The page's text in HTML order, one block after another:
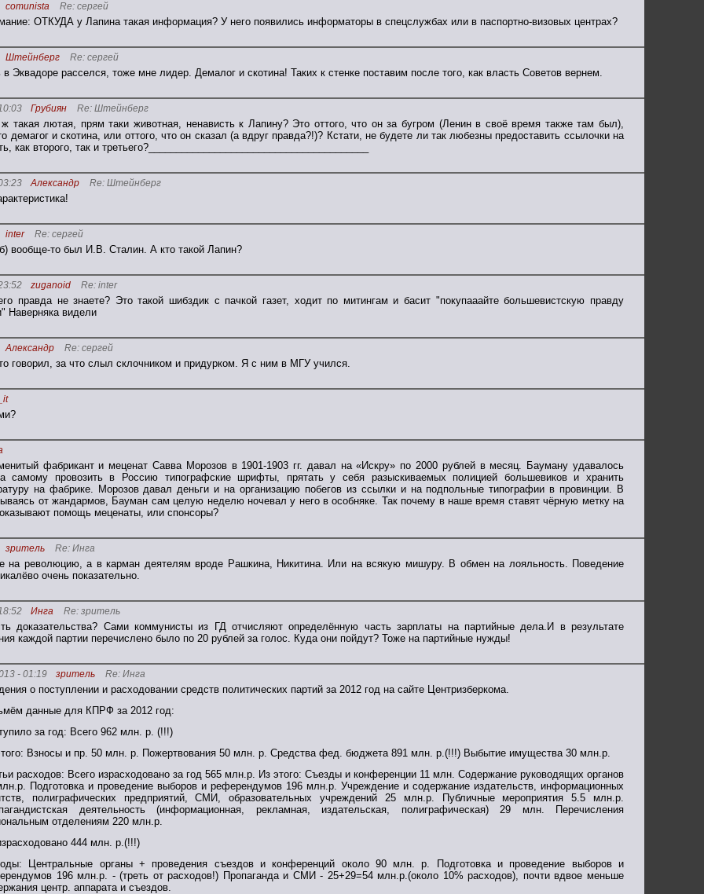
comunista Re: сергей
ОТКУДА у Лапина такая информация? У него появились информаторы в спецслужбах или в паспортно-визовых центрах?
Штейнберг Re: сергей
Эквадоре расселся, тоже мне лидер. Демалог и скотина! Таких к стенке поставим после того, как власть Советов вернем.
Грубиян Re: Штейнберг
такая лютая, прям таки животная, ненависть к Лапину? Это оттого, что он за бугром (Ленин в своё время также там был),
демагог и скотина, или оттого, что он сказал (а вдруг правда?!)? Кстати, не будете ли так любезны предоставить ссылочки на
как второго, так и третьего?________________________________________
Александр Re: Штейнберг
inter Re: сергей
вообще-то был И.В. Сталин. А кто такой Лапин?
zuganoid Re: inter
правда не знаете? Это такой шибздик с пачкой газет, ходит по митингам и басит "покупааайте большевистскую правду
Наверняка видели
Александр Re: сергей
говорил, за что слыл склочником и придурком. Я с ним в МГУ учился.
фабрикант и меценат Савва Морозов в 1901-1903 гг. давал на «Искру» по 2000 рублей в месяц. Бауману удавалось
самому провозить в Россию типографские шрифты, прятать у себя разыскиваемых полицией большевиков и хранить
на фабрике. Морозов давал деньги и на организацию побегов из ссылки и на подпольные типографии в провинции. В
от жандармов, Бауман сам целую неделю ночевал у него в особняке. Так почему в наше время ставят чёрную метку на
помощь меценаты, или спонсоры?
зритель Re: Инга
на революцию, а в карман деятелям вроде Рашкина, Никитина. Или на всякую мишуру. В обмен на лояльность. Поведение
очень показательно.
Инга Re: зритель
доказательства? Сами коммунисты из ГД отчисляют определённую часть зарплаты на партийные дела.И в результате
каждой партии перечислено было по 20 рублей за голос. Куда они пойдут? Тоже на партийные нужды!
- 01:19 зритель Re: Инга
о поступлении и расходовании средств политических партий за 2012 год на сайте Центризберкома.
данные для КПРФ за 2012 год:
за год: Всего 962 млн. р. (!!!)
Взносы и пр. 50 млн. р. Пожертвования 50 млн. р. Средства фед. бюджета 891 млн. р.(!!!) Выбытие имущества 30 млн.р.
расходов: Всего израсходовано за год 565 млн.р. Из этого: Съезды и конференции 11 млн. Содержание руководящих органов
Подготовка и проведение выборов и референдумов 196 млн.р. Учреждение и содержание издательств, информационных
полиграфических предприятий, СМИ, образовательных учреждений 25 млн.р. Публичные мероприятия 5.5 млн.р.
деятельность (информационная, рекламная, издательская, полиграфическая) 29 млн. Перечисления
отделениям 220 млн.р.
444 млн. р.(!!!)
Центральные органы + проведения съездов и конференций около 90 млн. р. Подготовка и проведение выборов и
196 млн.р. - (треть от расходов!) Пропаганда и СМИ - 25+29=54 млн.р.(около 10% расходов), почти вдвое меньше
центр. аппарата и съездов.